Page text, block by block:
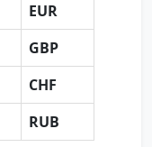
EUR
GBP
CHF
RUB